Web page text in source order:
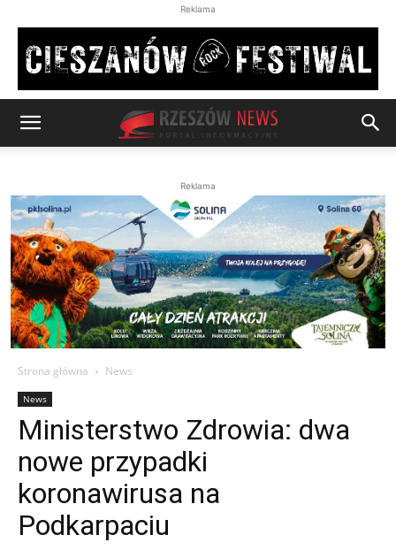
Reklama
Reklama
Strona główna News
News
Ministerstwo Zdrowia: dwa
nowe przypadki
koronawirusa na
Podkarpaciu